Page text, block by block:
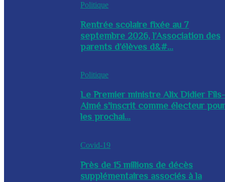
Politique
Rentrée scolaire fixée au 7
septembre 2026, l’Association des
parents d’élèves d&#...
Politique
Le Premier ministre Alix Didier Fils-
Aimé s'inscrit comme électeur
les prochai...
Covid-19
Près de 15 millions de décès
supplémentaires associés à la